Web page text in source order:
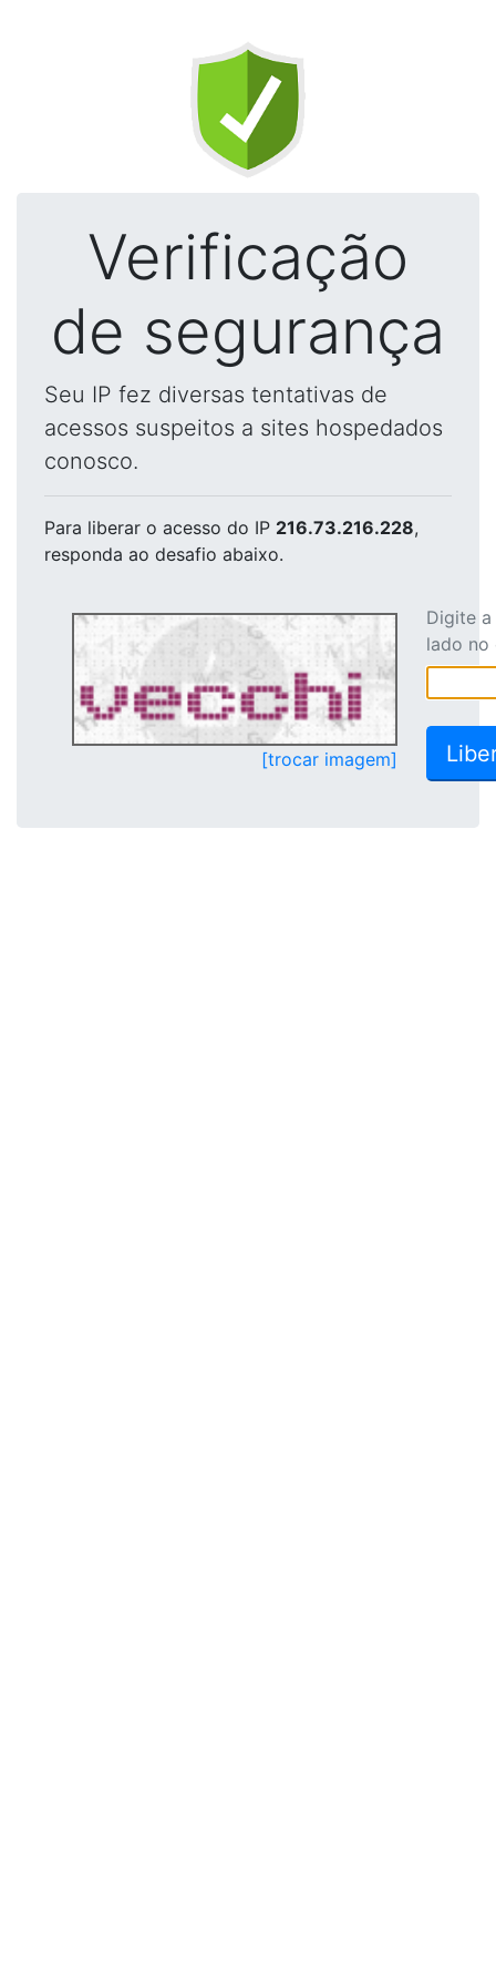
Verificação
de segurança
Seu IP fez diversas tentativas de
acessos suspeitos a sites hospedados
conosco.
Para liberar o acesso do IP 216.73.216.228,
responda ao desafio abaixo.
[trocar imagem]
Digite
lado no